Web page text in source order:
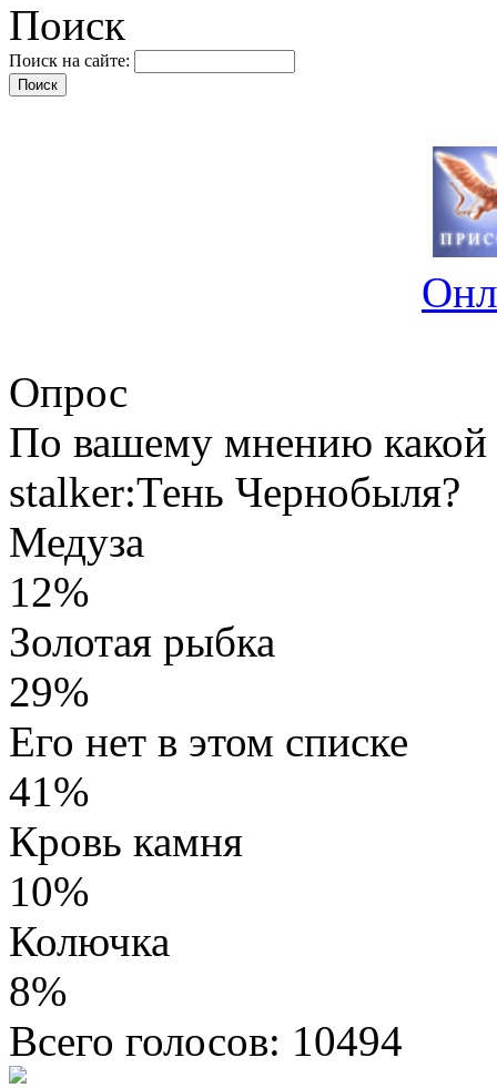
Поиск
Поиск на сайте:
Опрос
По вашему мнению
stalker:Тень Чернобыля?
Медуза
12%
Золотая рыбка
29%
Его нет в этом списке
41%
Кровь камня
10%
Колючка
8%
Всего голосов: 10494